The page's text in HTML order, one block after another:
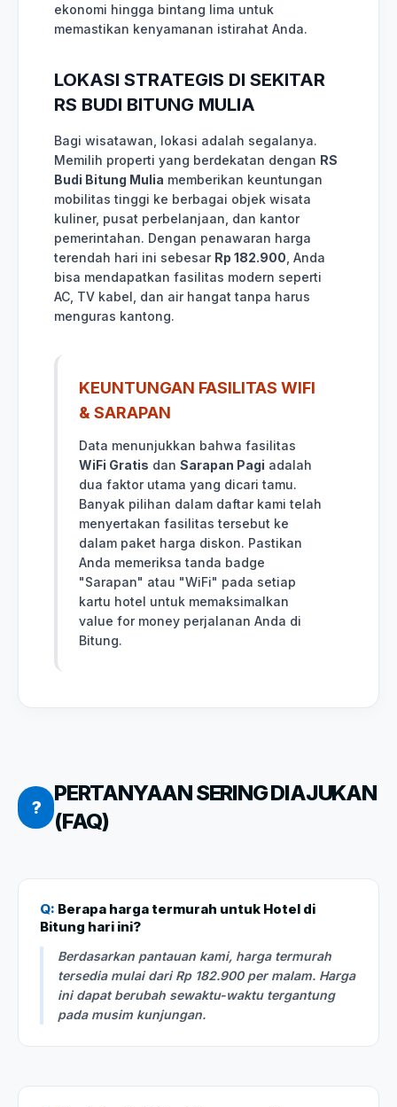
ekonomi hingga bintang lima untuk
memastikan kenyamanan istirahat Anda.
LOKASI STRATEGIS DI SEKITAR
RS BUDI BITUNG MULIA
Bagi wisatawan, lokasi adalah segalanya.
Memilih properti yang berdekatan dengan RS
Budi Bitung Mulia memberikan keuntungan
mobilitas tinggi ke berbagai objek wisata
kuliner, pusat perbelanjaan, dan kantor
pemerintahan. Dengan penawaran harga
terendah hari ini sebesar Rp 182.900 , Anda
bisa mendapatkan fasilitas modern seperti
AC, TV kabel, dan air hangat tanpa harus
menguras kantong.
KEUNTUNGAN FASILITAS WIFI
& SARAPAN
Data menunjukkan bahwa fasilitas
WiFi Gratis dan Sarapan Pagi adalah
dua faktor utama yang dicari tamu.
Banyak pilihan dalam daftar kami telah
menyertakan fasilitas tersebut ke
dalam paket harga diskon. Pastikan
Anda memeriksa tanda badge
"Sarapan" atau "WiFi" pada setiap
kartu hotel untuk memaksimalkan
value for money perjalanan Anda di
Bitung.
?
PERTANYAAN SERING DIAJUKAN
(FAQ)
Q: Berapa harga termurah untuk Hotel di
Bitung hari ini?
Berdasarkan pantauan kami, harga termurah
tersedia mulai dari Rp 182.900 per malam. Harga
ini dapat berubah sewaktu-waktu tergantung
pada musim kunjungan.